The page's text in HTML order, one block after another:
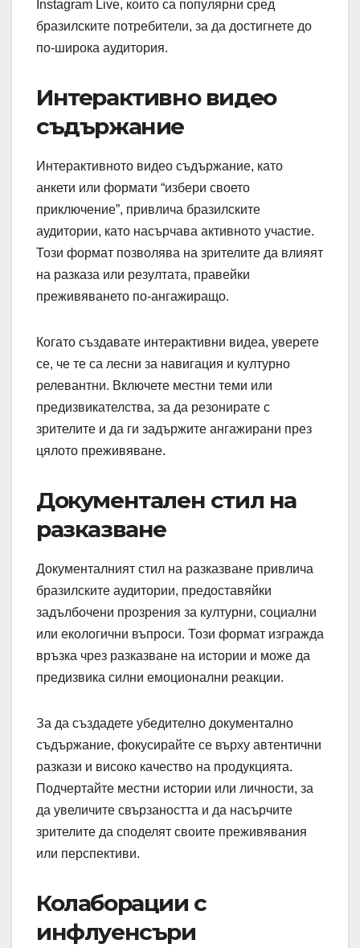
Instagram Live, които са популярни сред
бразилските потребители, за да достигнете до
по-широка аудитория.
Интерактивно видео
съдържание
Интерактивното видео съдържание, като
анкети или формати “избери своето
приключение”, привлича бразилските
аудитории, като насърчава активното участие.
Този формат позволява на зрителите да влияят
на разказа или резултата, правейки
преживяването по-ангажиращо.
Когато създавате интерактивни видеа, уверете
се, че те са лесни за навигация и културно
релевантни. Включете местни теми или
предизвикателства, за да резонирате с
зрителите и да ги задържите ангажирани през
цялото преживяване.
Документален стил на
разказване
Документалният стил на разказване привлича
бразилските аудитории, предоставяйки
задълбочени прозрения за културни, социални
или екологични въпроси. Този формат изгражда
връзка чрез разказване на истории и може да
предизвика силни емоционални реакции.
За да създадете убедително документално
съдържание, фокусирайте се върху автентични
разкази и високо качество на продукцията.
Подчертайте местни истории или личности, за
да увеличите свързаността и да насърчите
зрителите да споделят своите преживявания
или перспективи.
Колаборации с
инфлуенсъри